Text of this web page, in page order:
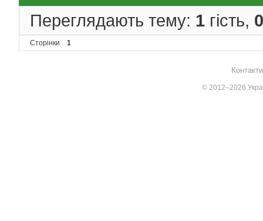
Переглядають тему: 1 гість, 0
Сторінки 1
© 2012–2026